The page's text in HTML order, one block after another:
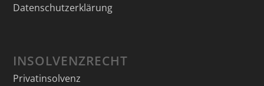
Datenschutzerklärung
INSOLVENZRECHT
Privatinsolvenz